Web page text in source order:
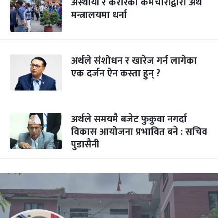
मन्त्रालयमा धर्ना
अर्थले संशोधन र खारेज गर्न लागेका
एक दर्जन ऐन कस्ता हुन् ?
अर्थले समयमै बजेट फुकुवा नगर्दा
विकास आयोजना प्रभावित बने : सचिव
पुडासैनी